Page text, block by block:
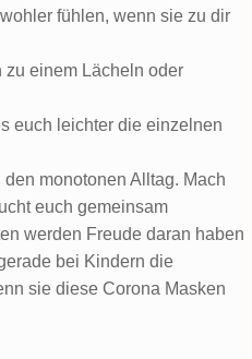
fühlen, wenn sie zu dir
zu einem Lächeln oder
euch leichter die einzelnen
monotonen Alltag. Mach
euch gemeinsam
werden Freude daran haben
bei Kindern die
sie diese Corona Masken